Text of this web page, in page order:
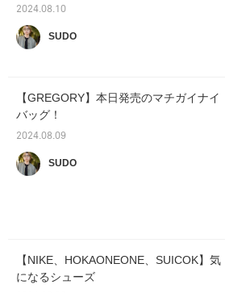
2024.08.10
SUDO
【GREGORY】本日発売のマチガイナイ
バッグ！
2024.08.09
SUDO
【NIKE、HOKAONEONE、SUICOK】気
になるシューズ